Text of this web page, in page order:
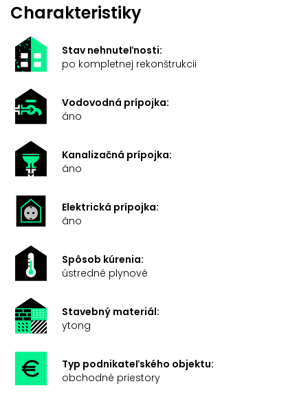
Charakteristiky
Stav nehnuteľnosti:
po kompletnej rekonštrukcii
Vodovodná prípojka:
áno
Kanalizačná prípojka:
áno
Elektrická prípojka:
áno
Spôsob kúrenia:
ústredné plynové
Stavebný materiál:
ytong
Typ podnikateľského objektu:
obchodné priestory